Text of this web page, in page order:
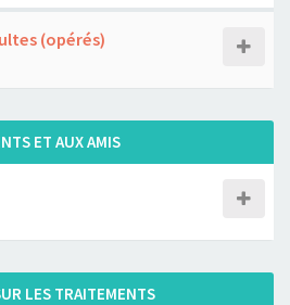
(opérés)
ET AUX AMIS
LES TRAITEMENTS